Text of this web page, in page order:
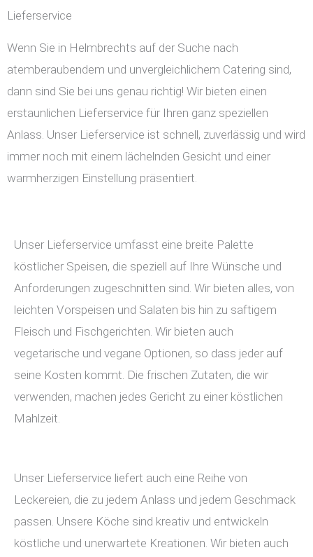
Lieferservice
Wenn Sie in Helmbrechts auf der Suche nach
atemberaubendem und unvergleichlichem Catering sind,
dann sind Sie bei uns genau richtig! Wir bieten einen
erstaunlichen Lieferservice für Ihren ganz speziellen
Anlass. Unser Lieferservice ist schnell, zuverlässig und wird
immer noch mit einem lächelnden Gesicht und einer
warmherzigen Einstellung präsentiert.
Unser Lieferservice umfasst eine breite Palette
köstlicher Speisen, die speziell auf Ihre Wünsche und
Anforderungen zugeschnitten sind. Wir bieten alles, von
leichten Vorspeisen und Salaten bis hin zu saftigem
Fleisch und Fischgerichten. Wir bieten auch
vegetarische und vegane Optionen, so dass jeder auf
seine Kosten kommt. Die frischen Zutaten, die wir
verwenden, machen jedes Gericht zu einer köstlichen
Mahlzeit.
Unser Lieferservice liefert auch eine Reihe von
Leckereien, die zu jedem Anlass und jedem Geschmack
passen. Unsere Köche sind kreativ und entwickeln
köstliche und unerwartete Kreationen. Wir bieten auch